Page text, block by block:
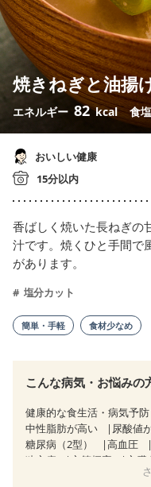
焼きねぎと油揚
エネルギー 82 kcal 食
おいしい健康
15分以内
香ばしく焼いた長ねぎの
汁です。焼くひと手間で
があります。
塩分カット
簡単・手軽 食材少なめ
こんな病気・お悩みの
健康的な食生活・病気予防
中性脂肪が高い
尿酸値
糖尿病（2型）
高血圧
狭心症
心筋梗塞 心
過敏性腸症